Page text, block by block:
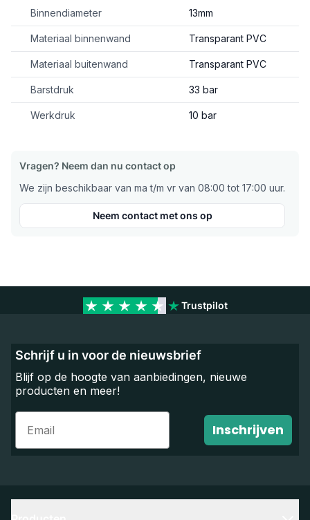
Binnendiameter 13mm
Materiaal binnenwand Transparant PVC
Materiaal buitenwand Transparant PVC
Barstdruk 33 bar
Werkdruk 10 bar
Vragen? Neem dan nu contact op
We zijn beschikbaar van ma t/m vr van 08:00 tot 17:00 uur.
Neem contact met ons op
Trustpilot
Schrijf u in voor de nieuwsbrief
Blijf op de hoogte van aanbiedingen, nieuwe
producten en meer!
Email
Inschrijven